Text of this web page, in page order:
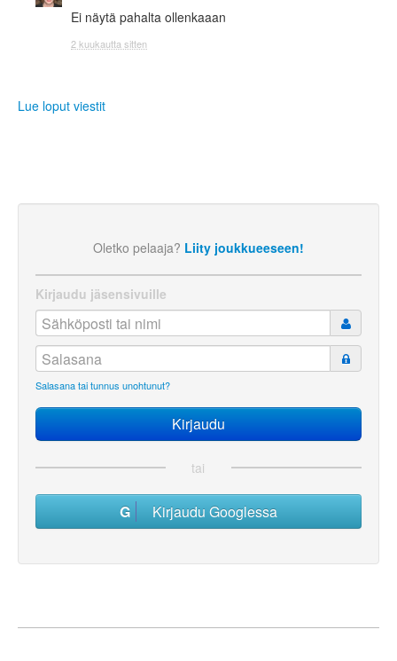
Ei näytä pahalta ollenkaaan
2 kuukautta sitten
Lue loput viestit
Oletko pelaaja? Liity joukkueeseen!
Kirjaudu jäsensivuille
Salasana tai tunnus unohtunut?
tai
Kirjaudu Googlessa